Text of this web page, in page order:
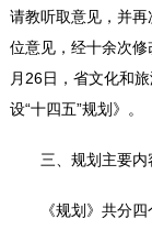
请教听取意见，并
位意见，经十余次
月26日，省文化和
设“十四五”规划》。
三、规划主要
《规划》共分四